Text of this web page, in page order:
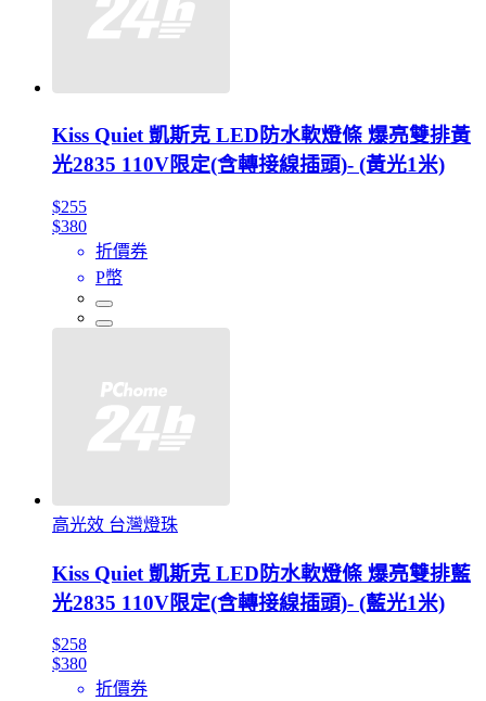
Kiss Quiet 凱斯克 LED防水軟燈條 爆亮雙排黃
光2835 110V限定(含轉接線插頭)- (黃光1米)
$255
$380
折價券
P幣
高光效 台灣燈珠
Kiss Quiet 凱斯克 LED防水軟燈條 爆亮雙排藍
光2835 110V限定(含轉接線插頭)- (藍光1米)
$258
$380
折價券